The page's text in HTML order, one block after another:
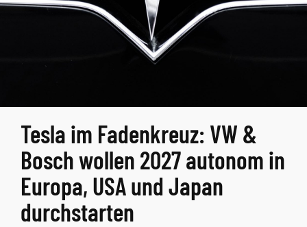
Tesla im Fadenkreuz: VW &
Bosch wollen 2027 autonom in
Europa, USA und Japan
durchstarten